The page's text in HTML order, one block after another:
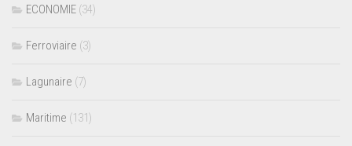
ECONOMIE (34)
Ferroviaire (3)
Lagunaire (7)
Maritime (131)